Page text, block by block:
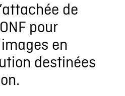
de
pour
en
destinées